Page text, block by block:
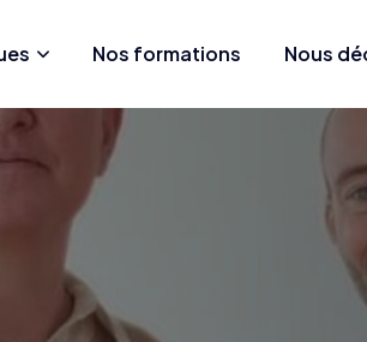
Nos formations Nous